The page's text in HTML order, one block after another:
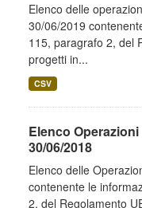
Elenco delle
30/06/2019
115, paragrafo 2, del
progetti in...
CSV
Elenco Operazioni
30/06/2018
Elenco delle
contenente le
2, del Regolamento